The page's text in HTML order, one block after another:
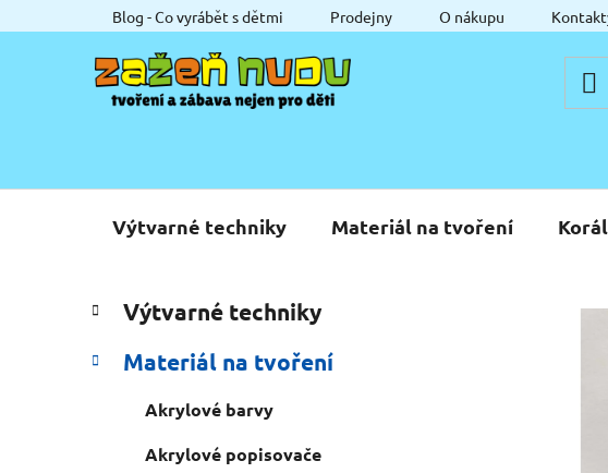
na
Blog - Co vyrábět s dětmi Prodejny O nákupu
Výtvarné techniky Materiál na tvoření
P
o
s
Přeskočit
kategorie
a
e
Výtvarné techniky
Materiál na tvoření
Akrylové barvy
Akrylové popisovače